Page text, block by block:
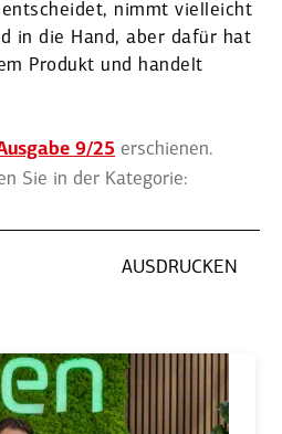
nimmt vielleicht
in die Hand, aber dafür hat
Produkt und handelt
9/25 erschienen.
Sie in der Kategorie:
AUSDRUCKEN